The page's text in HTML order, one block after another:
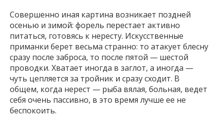
Совершенно иная картина возникает поздней
осенью и зимой: форель перестает активно
питаться, готовясь к нересту. Искусственные
приманки берет весьма странно: то атакует блесну
сразу после заброса, то после пятой — шестой
проводки. Хватает иногда в заглот, а иногда —
чуть цепляется за тройник и сразу сходит. В
общем, когда нерест — рыба вялая, больная, ведет
себя очень пассивно, в это время лучше ее не
беспокоить.